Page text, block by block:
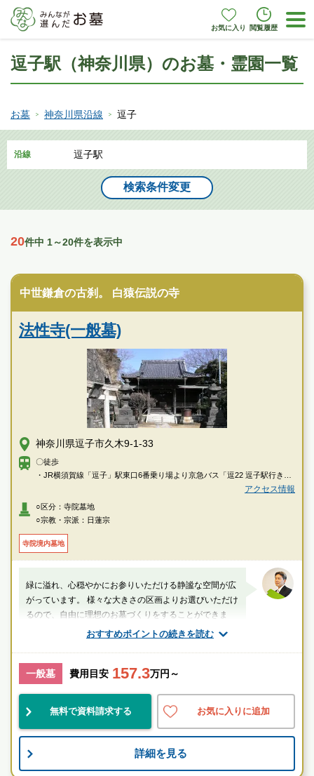
お気に入り 閲覧履歴
逗子駅（神奈川県）のお墓・霊園一覧
お墓 神奈川県沿線 逗子
沿線 逗子駅
検索条件変更
20件中 1～20件を表示中
中世鎌倉の古刹。 白猿伝説の寺
法性寺(一般墓)
神奈川県逗子市久木9-1-33
〇徒歩
・JR横須賀線「逗子」駅東口6番乗り場より京急バス「逗22 逗子駅行き」
・JR横須賀線「逗子」駅より徒歩約20分
・JR横須賀線「逗子」駅より約4分
・JR横須賀線・江ノ電「鎌倉」駅より約10分
・横浜横須賀道路「朝比奈インター」、「逗子インター」より約12分。
アクセス情報
○区分：寺院墓地
○宗教・宗派：日蓮宗
寺院境内墓地
おすすめポイントの続きを読む
緑に溢れ、心穏やかにお参りいただける静謐な空間が広
がっています。 様々な大きさの区画よりお選びいただけ
るので、自由に理想のお墓づくりをすることができま
厚生労働省認定 葬祭ディレクター技能審査
1級葬祭ディレクター 田中（業界歴15年）
民営 自然豊 伝統的
お墓のことなら何でもご相談ください
一般墓 費用目安 157.3万円～
無料で資料請求する お気に入りに追加
詳細を見る